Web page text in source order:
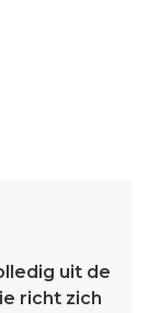
uit de
richt zich